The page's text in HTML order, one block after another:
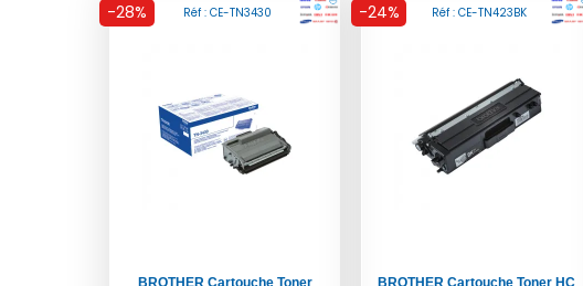
-28% Réf : CE-TN3430
BROTHER Cartouche Toner
-24% Réf : CE-TN423BK
BROTHER Cartouche Toner HC